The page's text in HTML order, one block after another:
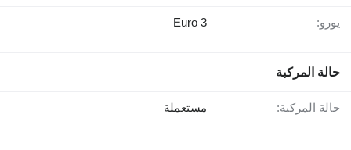
يورو: Euro 3
حالة المركبة
حالة المركبة: مستعملة